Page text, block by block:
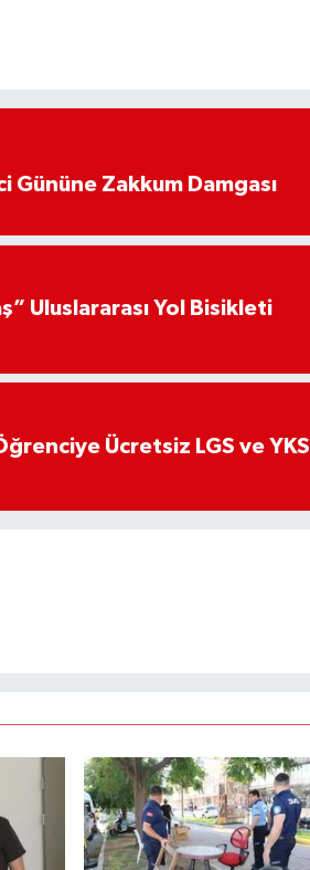
Gününe Zakkum Damgası
Uluslararası Yol Bisikleti
Ücretsiz LGS ve YKS